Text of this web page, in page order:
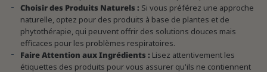
Choisir des Produits Naturels : Si vous préférez une approche
naturelle, optez pour des produits à base de plantes et de
phytothérapie, qui peuvent offrir des solutions douces mais
efficaces pour les problèmes respiratoires.
Faire Attention aux Ingrédients : Lisez attentivement les
étiquettes des produits pour vous assurer qu'ils ne contiennent